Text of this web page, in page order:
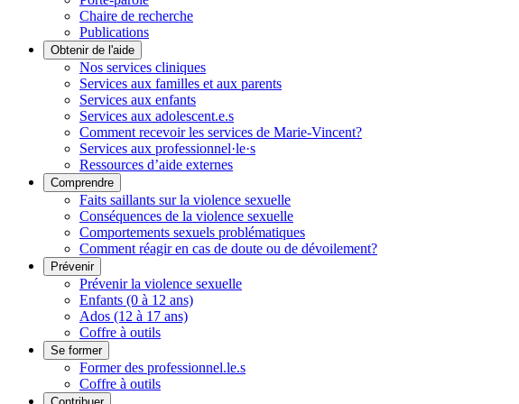
Chaire de recherche
Publications
Obtenir de l'aide
Nos services cliniques
Services aux familles et aux parents
Services aux enfants
Services aux adolescent.e.s
Comment recevoir les services de Marie-Vincent?
Services aux professionnel·le·s
Ressources d’aide externes
Comprendre
Faits saillants sur la violence sexuelle
Conséquences de la violence sexuelle
Comportements sexuels problématiques
Comment réagir en cas de doute ou de dévoilement?
Prévenir
Prévenir la violence sexuelle
Enfants (0 à 12 ans)
Ados (12 à 17 ans)
Coffre à outils
Se former
Former des professionnel.le.s
Coffre à outils